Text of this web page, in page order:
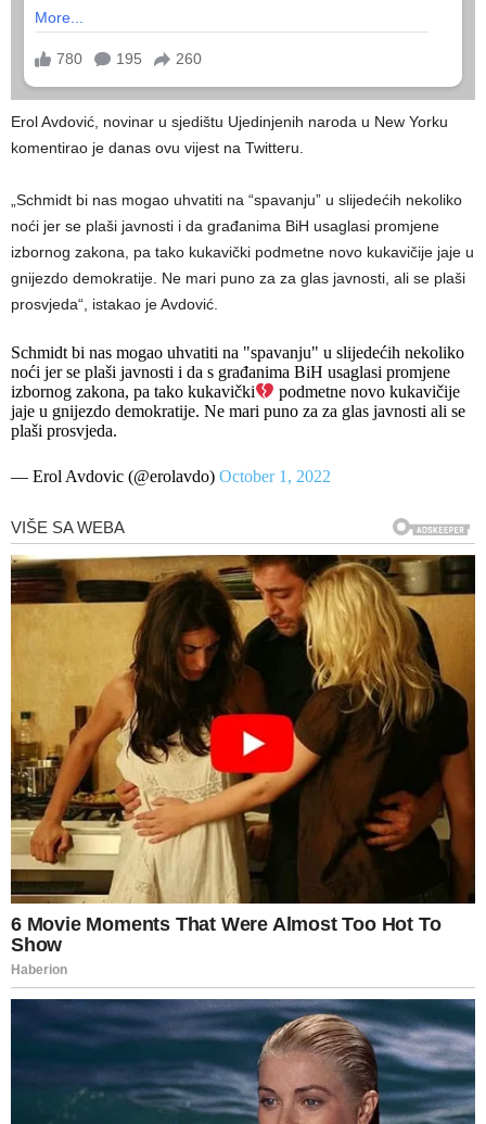
Erol Avdović, novinar u sjedištu Ujedinjenih naroda u New Yorku
komentirao je danas ovu vijest na Twitteru.
„Schmidt bi nas mogao uhvatiti na “spavanju” u slijedećih nekoliko
noći jer se plaši javnosti i da građanima BiH usaglasi promjene
izbornog zakona, pa tako kukavički podmetne novo kukavičije jaje u
gnijezdo demokratije. Ne mari puno za za glas javnosti, ali se plaši
prosvjeda“, istakao je Avdović.
Schmidt bi nas mogao uhvatiti na "spavanju" u slijedećih nekoliko
noći jer se plaši javnosti i da s građanima BiH usaglasi promjene
izbornog zakona, pa tako kukavički
podmetne novo kukavičije
jaje u gnijezdo demokratije. Ne mari puno za za glas javnosti ali se
plaši prosvjeda.
— Erol Avdovic (@erolavdo) October 1, 2022